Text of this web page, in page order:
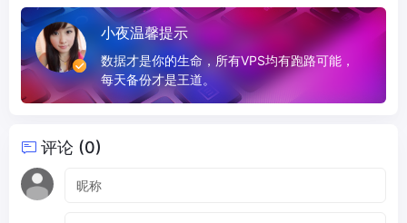
小夜温馨提示
数据才是你的生命，所有VPS均有跑路可能，
每天备份才是王道。
评论 (0)